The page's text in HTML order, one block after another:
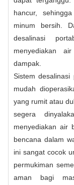
hancur,
minum bersih.
desalinasi
menyediakan
dampak.
Sistem
mudah
yang rumit atau
segera
menyediakan air
bencana dalam
ini sangat cocok
permukiman
aman bagi